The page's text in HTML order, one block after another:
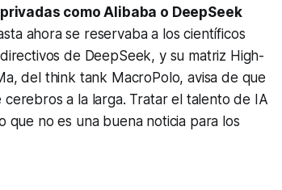
como Alibaba o DeepSeek
ahora se reservaba a los científicos
de DeepSeek, y su matriz High-
del think tank MacroPolo, avisa de que
a la larga. Tratar el talento de IA
no es una buena noticia para los